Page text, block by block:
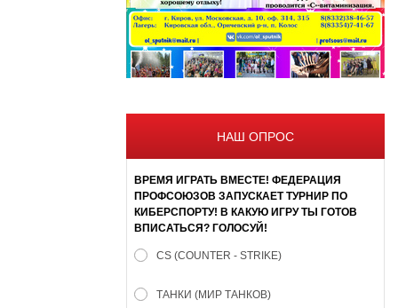
НАШ ОПРОС
ВРЕМЯ ИГРАТЬ ВМЕСТЕ! ФЕДЕРАЦИЯ
ПРОФСОЮЗОВ ЗАПУСКАЕТ ТУРНИР ПО
КИБЕРСПОРТУ! В КАКУЮ ИГРУ ТЫ ГОТОВ
ВПИСАТЬСЯ? ГОЛОСУЙ!
CS (COUNTER - STRIKE)
ТАНКИ (МИР ТАНКОВ)